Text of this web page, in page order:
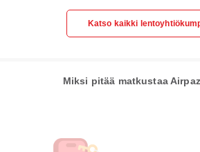
Katso kaikki
Miksi pitää matkustaa